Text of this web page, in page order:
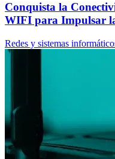
Conquista la
WIFI para Impulsar
Redes y sistemas